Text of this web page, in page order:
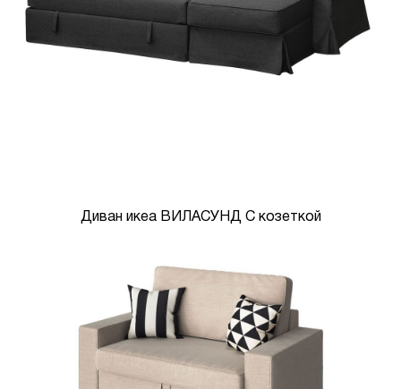
Диван икеа ВИЛАСУНД С козеткой